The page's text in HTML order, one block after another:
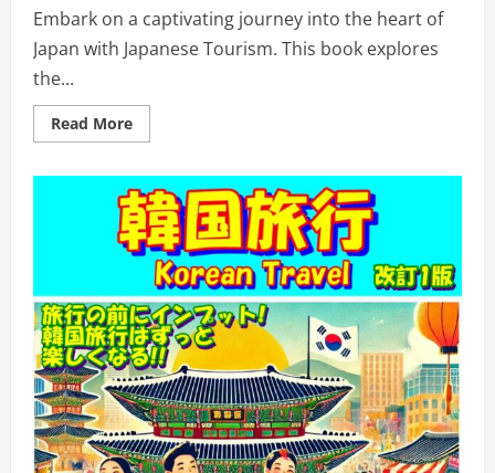
Embark on a captivating journey into the heart of
Japan with Japanese Tourism. This book explores
the...
Read MoreRead
more
Tourism:
Discovering
the
Heart
of
Japan:
Journey
Through
Tradition,
Innovation,
and
Natural
Wonders
(Global
Discoveries
Book
1)
Kindle